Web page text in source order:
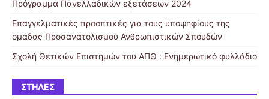
Πρόγραμμα Πανελλαδικών εξετάσεων 2024
Επαγγελματικές προοπτικές για τους υποψηφίους της
ομάδας Προσανατολισμού Ανθρωπιστικών Σπουδών
Σχολή Θετικών Επιστημών του ΑΠΘ : Ενημερωτικό φυλλάδιο
ΣΤΉΛΕΣ